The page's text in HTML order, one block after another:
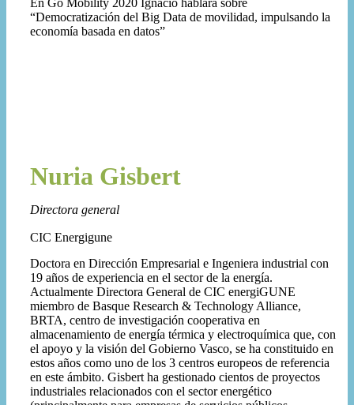
“Democratización del Big Data de movilidad, impulsando la
economía basada en datos”
Nuria Gisbert
Directora general
CIC Energigune
Doctora en Dirección Empresarial e Ingeniera industrial con
19 años de experiencia en el sector de la energía.
Actualmente Directora General de CIC energiGUNE
miembro de Basque Research & Technology Alliance,
BRTA, centro de investigación cooperativa en
almacenamiento de energía térmica y electroquímica que, con
el apoyo y la visión del Gobierno Vasco, se ha constituido en
estos años como uno de los 3 centros europeos de referencia
en este ámbito. Gisbert ha gestionado cientos de proyectos
industriales relacionados con el sector energético